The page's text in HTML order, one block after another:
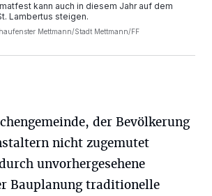
kann auch in diesem Jahr auf dem
Lambertus steigen.
Mettmann/Stadt Mettmann/FF
der Bevölkerung
nicht zugemutet
unvorhergesehene
Bauplanung traditionelle